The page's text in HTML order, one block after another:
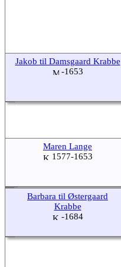
Jakob til Damsgaard Krabbe
-1653
Maren Lange
1577-1653
Barbara til Østergaard
Krabbe
-1684